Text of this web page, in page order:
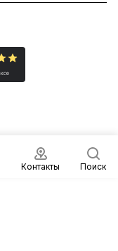
Контакты Поиск